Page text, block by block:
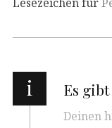
i Es
Deinen